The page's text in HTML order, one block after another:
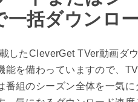
一括ダウンロ
したCleverGet TVer動画ダ
能を備わっていますので、
番組のシーズン全体を一気に